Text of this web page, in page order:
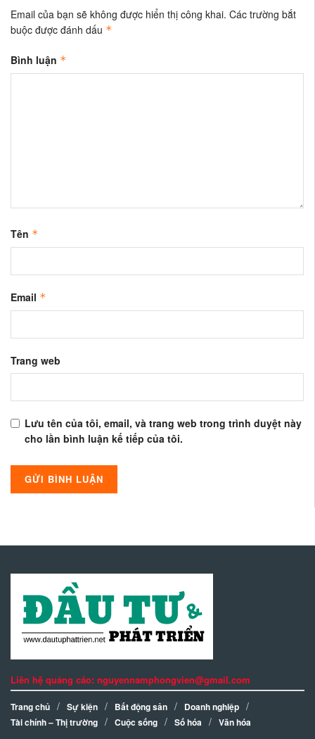
Email của bạn sẽ không được hiển thị công khai. Các trường bắt
buộc được đánh dấu *
Bình luận *
Tên *
Email *
Trang web
Lưu tên của tôi, email, và trang web trong trình duyệt này
cho lần bình luận kế tiếp của tôi.
Liên hệ quảng cáo: nguyennamphongvien@gmail.com
Trang chủ Sự kiện Bất động sản
Doanh nghiệp
Tài chính – Thị trường
Cuộc sống Số hóa Văn hóa